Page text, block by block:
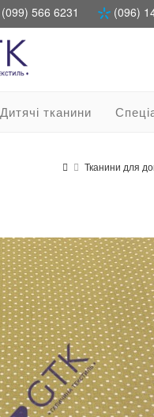
(099) 566 6231
(096)
Дитячі тканини
Тканини для